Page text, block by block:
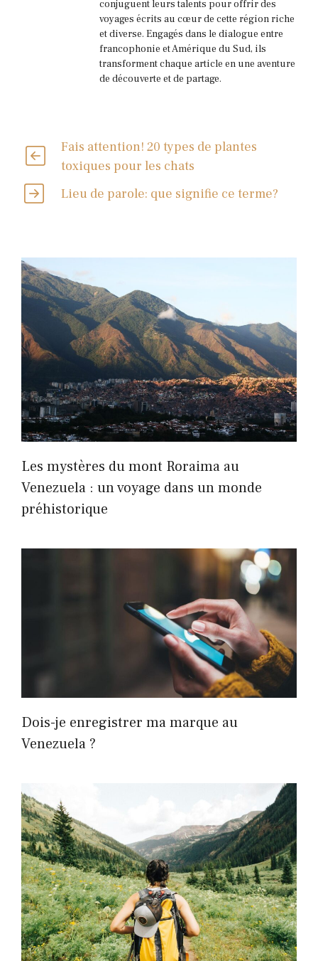
conjuguent leurs talents pour offrir des
voyages écrits au cœur de cette région riche
et diverse. Engagés dans le dialogue entre
francophonie et Amérique du Sud, ils
transforment chaque article en une aventure
de découverte et de partage.
Fais attention! 20 types de plantes
toxiques pour les chats
Lieu de parole: que signifie ce terme?
Les mystères du mont Roraima au
Venezuela : un voyage dans un monde
préhistorique
Dois-je enregistrer ma marque au
Venezuela ?